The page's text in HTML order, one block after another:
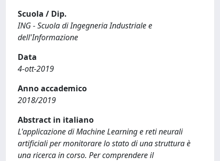
Scuola / Dip.
ING - Scuola di Ingegneria Industriale e
dell'Informazione
Data
4-ott-2019
Anno accademico
2018/2019
Abstract in italiano
L'applicazione di Machine Learning e reti neurali
artificiali per monitorare lo stato di una struttura è
una ricerca in corso. Per comprendere il